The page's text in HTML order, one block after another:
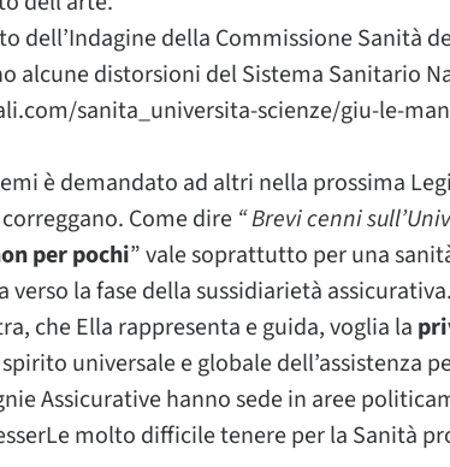
dell’Indagine della Commissione Sanità
alcune distorsioni del Sistema Sanitario
sanita_universita-scienze/giu-le-
è demandato ad altri nella prossima
Come dire “ Brevi cenni
per pochi” vale soprattutto per una
la fase della sussidiarietà
che Ella rappresenta e guida, voglia la
universale e globale dell’assistenza
Assicurative hanno sede in aree
molto difficile tenere per la Sanità